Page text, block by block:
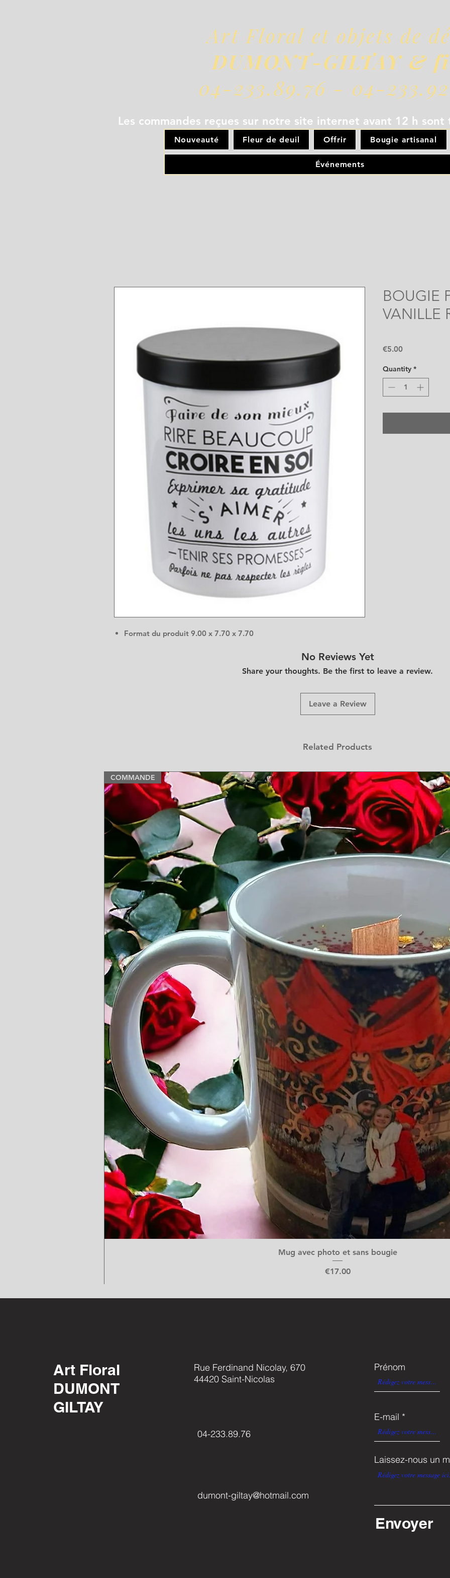
Art Floral et objets de
DUMONT-GILTAY &
04-233.89.76 - 04-
Les commandes reçues sur notre site internet avant 12 h
Nouveauté Fleur de deuil Offrir Bougie artisanal
Événements
Format du produit 9.00 x 7.70 x 7.70
BOUGIE
VANILLE
€5.00Price
Quantity *
No Reviews Yet
Share your thoughts. Be the first to leave a review.
Leave a Review
Related Products
COMMANDE
Mug avec photo et sans bougie
Price
€17.00
Art Floral
DUMONT
GILTAY
Rue Ferdinand Nicolay, 670
44420 Saint-Nicolas
04-233.89.76
dumont-giltay@hotmail.com
Prénom
E-mail
Laissez-nous un
Envoyer